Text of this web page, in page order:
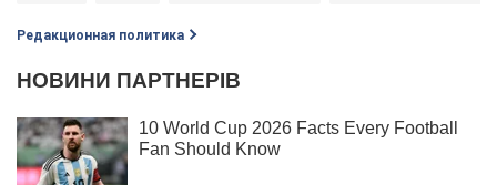
Редакционная политика